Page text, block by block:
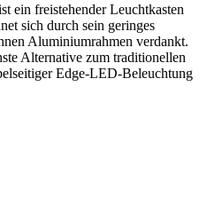
ein freistehender Leuchtkasten
sich durch sein geringes
Aluminiumrahmen verdankt.
Alternative zum traditionellen
Edge-LED-Beleuchtung